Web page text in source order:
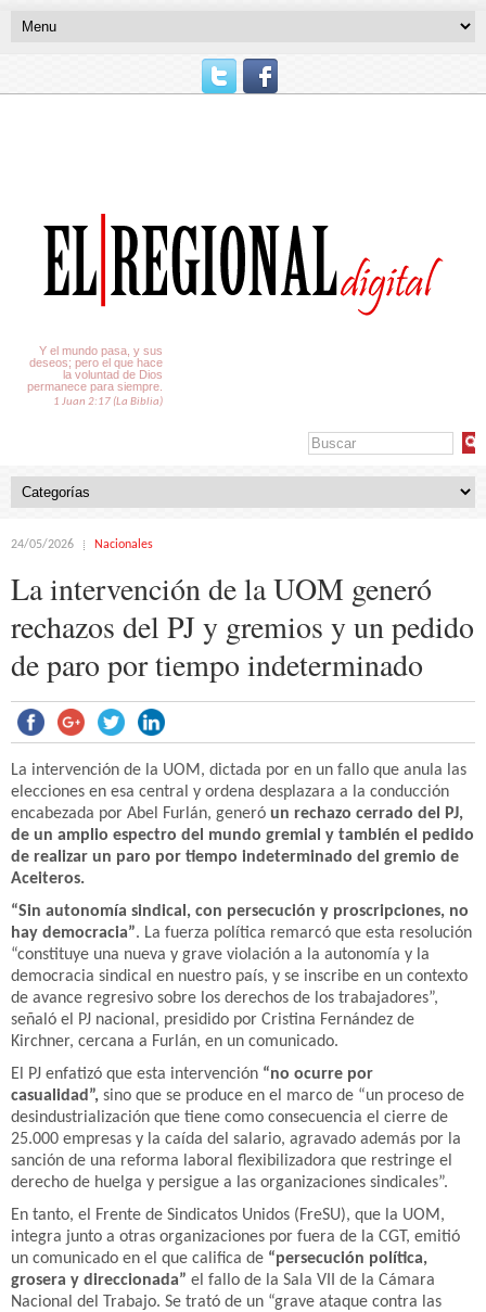
Y el mundo pasa, y sus
deseos; pero el que hace
la voluntad de Dios
permanece para siempre.
1 Juan 2:17 (La Biblia)
24/05/2026 Nacionales
La intervención de la UOM generó
rechazos del PJ y gremios y un pedido
de paro por tiempo indeterminado
La intervención de la UOM, dictada por en un fallo que anula las
elecciones en esa central y ordena desplazara a la conducción
encabezada por Abel Furlán, generó un rechazo cerrado del PJ,
de un amplio espectro del mundo gremial y también el pedido
de realizar un paro por tiempo indeterminado del gremio de
Aceiteros.
“Sin autonomía sindical, con persecución y proscripciones, no
hay democracia”. La fuerza política remarcó que esta resolución
“constituye una nueva y grave violación a la autonomía y la
democracia sindical en nuestro país, y se inscribe en un contexto
de avance regresivo sobre los derechos de los trabajadores”,
señaló el PJ nacional, presidido por Cristina Fernández de
Kirchner, cercana a Furlán, en un comunicado.
El PJ enfatizó que esta intervención “no ocurre por
casualidad”, sino que se produce en el marco de “un proceso de
desindustrialización que tiene como consecuencia el cierre de
25.000 empresas y la caída del salario, agravado además por la
sanción de una reforma laboral flexibilizadora que restringe el
derecho de huelga y persigue a las organizaciones sindicales”.
En tanto, el Frente de Sindicatos Unidos (FreSU), que la UOM,
integra junto a otras organizaciones por fuera de la CGT, emitió
un comunicado en el que califica de “persecución política,
grosera y direccionada” el fallo de la Sala VII de la Cámara
Nacional del Trabajo. Se trató de un “grave ataque contra las